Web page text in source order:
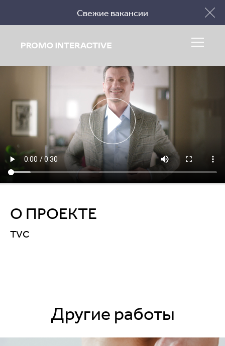
Свежие вакансии
Заполнить бриф
О ПРОЕКТЕ
TVC
Другие работы